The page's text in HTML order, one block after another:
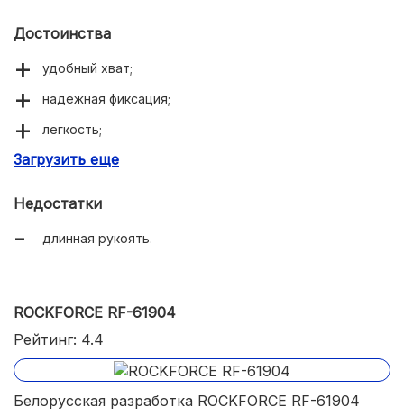
Достоинства
удобный хват;
надежная фиксация;
легкость;
лакокрасочное покрытие.
Загрузить еще
Недостатки
длинная рукоять.
ROCKFORCE RF-61904
Рейтинг: 4.4
Белорусская разработка ROCKFORCE RF-61904